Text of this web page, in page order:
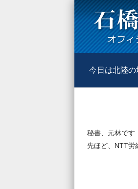
今日は北陸
秘書、元林です
先ほど、NTT労